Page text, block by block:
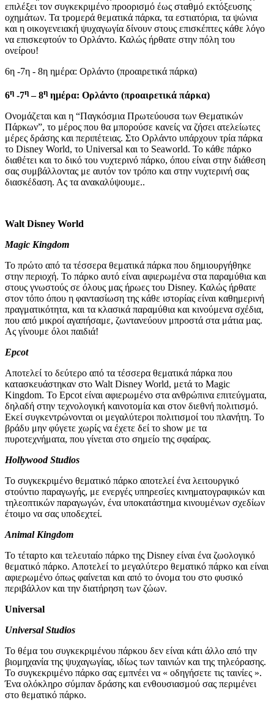
επιλέξει τον συγκεκριμένο προορισμό έως σταθμό εκτόξευσης
οχημάτων. Τα τρομερά θεματικά πάρκα, τα εστιατόρια, τα ψώνια
και η οικογενειακή ψυχαγωγία δίνουν στους επισκέπτες κάθε λόγο
να επισκεφτούν το Ορλάντο. Καλώς ήρθατε στην πόλη του
ονείρου!
6η -7η - 8η ημέρα: Ορλάντο (προαιρετικά πάρκα)
6η -7η – 8η ημέρα: Ορλάντο (προαιρετικά πάρκα)
Ονομάζεται και η “Παγκόσμια Πρωτεύουσα των Θεματικών
Πάρκων”, το μέρος που θα μπορούσε κανείς να ζήσει ατελείωτες
μέρες δράσης και περιπέτειας. Στο Ορλάντο υπάρχουν τρία πάρκα
το Disney World, το Universal και το Seaworld. Το κάθε πάρκο
διαθέτει και το δικό του νυχτερινό πάρκο, όπου είναι στην διάθεση
σας συμβάλλοντας με αυτόν τον τρόπο και στην νυχτερινή σας
διασκέδαση. Ας τα ανακαλύψουμε..
Walt Disney World
Magic Kingdom
To πρώτο από τα τέσσερα θεματικά πάρκα που δημιουργήθηκε
στην περιοχή. Το πάρκο αυτό είναι αφιερωμένα στα παραμύθια και
στους γνωστούς σε όλους μας ήρωες του Disney. Καλώς ήρθατε
στον τόπο όπου η φαντασίωση της κάθε ιστορίας είναι καθημερινή
πραγματικότητα, και τα κλασικά παραμύθια και κινούμενα σχέδια,
που από μικροί αγαπήσαμε, ζωντανεύουν μπροστά στα μάτια μας.
Ας γίνουμε όλοι παιδιά!
Epcot
Aποτελεί το δεύτερο από τα τέσσερα θεματικά πάρκα που
κατασκευάστηκαν στο Walt Disney World, μετά το Magic
Kingdom. Το Epcot είναι αφιερωμένο στα ανθρώπινα επιτεύγματα,
δηλαδή στην τεχνολογική καινοτομία και στον διεθνή πολιτισμό.
Εκεί συγκεντρώνονται οι μεγαλύτεροι πολιτισμοί του πλανήτη. Το
βράδυ μην φύγετε χωρίς να έχετε δεί το show με τα
πυροτεχνήματα, που γίνεται στο σημείο της σφαίρας.
Hollywood Studios
Το συγκεκριμένο θεματικό πάρκο αποτελεί ένα λειτουργικό
στούντιο παραγωγής, με ενεργές υπηρεσίες κινηματογραφικών και
τηλεοπτικών παραγωγών, ένα υποκατάστημα κινουμένων σχεδίων
έτοιμο να σας υποδεχτεί.
Animal Kingdom
Το τέταρτο και τελευταίο πάρκο της Disney είναι ένα ζωολογικό
θεματικό πάρκο. Αποτελεί το μεγαλύτερο θεματικό πάρκο και είναι
αφιερωμένο όπως φαίνεται και από το όνομα του στο φυσικό
περιβάλλον και την διατήρηση των ζώων.
Universal
Universal Studios
Το θέμα του συγκεκριμένου πάρκου δεν είναι κάτι άλλο από την
βιομηχανία της ψυχαγωγίας, ιδίως των ταινιών και της τηλεόρασης.
Το συγκεκριμένο πάρκο σας εμπνέει να « οδηγήσετε τις ταινίες ».
Ένα ολόκληρο σύμπαν δράσης και ενθουσιασμού σας περιμένει
στο θεματικό πάρκο.